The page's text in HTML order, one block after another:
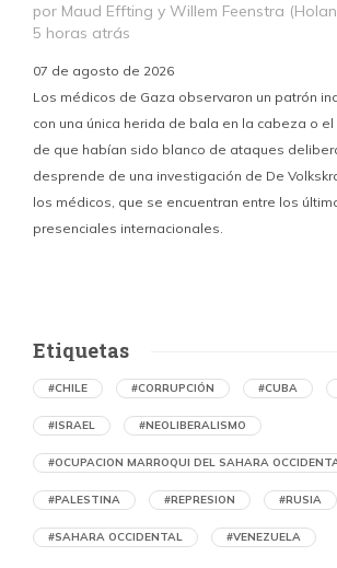
por Maud Effting y Willem Feenstra
5 horas atrás
07 de agosto de 2026
Los médicos de Gaza observaron un patrón
con una única herida de bala en la cabeza o el
de que habían sido blanco de ataques
desprende de una investigación de De
los médicos, que se encuentran entre los
presenciales internacionales.
Ejecución de niños palestinos
Etiquetas
#CHILE #CORRUPCIÓN #CUBA
#ISRAEL #NEOLIBERALISMO
#OCUPACION MARROQUI DEL SAHARA
#PALESTINA #REPRESION #RUSIA
#SAHARA OCCIDENTAL #VENEZUELA